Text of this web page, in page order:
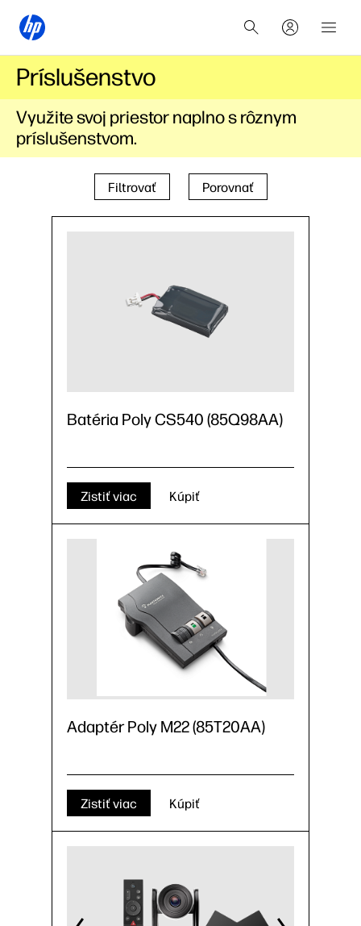
Príslušenstvo
Využite svoj priestor naplno s rôznym
príslušenstvom.
Filtrovať Porovnať
Batéria Poly CS540 (85Q98AA)
Zistiť viac Kúpiť
Adaptér Poly M22 (85T20AA)
Zistiť viac Kúpiť